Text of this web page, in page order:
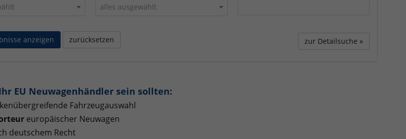
alles ausgewählt
anzeigen zurücksetzen zur Detailsuche »
EU Neuwagenhändler sein sollten:
Fahrzeugauswahl
europäischer Neuwagen
deutschem Recht